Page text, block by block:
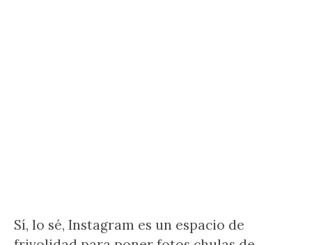
Sí, lo sé, Instagram es un espacio de